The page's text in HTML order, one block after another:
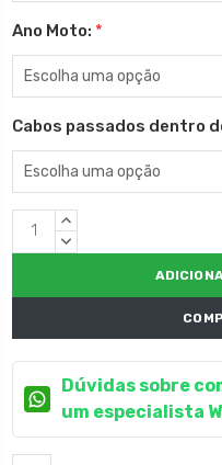
Ano Moto: *
Cabos passados dentro
EstoqueQUANTIDADE
CRESCENTE:
QUANTIDADE
Dúvidas sobre
um especialista